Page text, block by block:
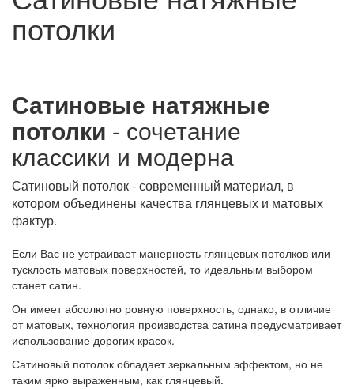
потолки
Сатиновые натяжные
потолки - сочетание
классики и модерна
Сатиновый потолок - современный материал, в
котором объединены качества глянцевых и матовых
фактур.
Если Вас не устраивает манерность глянцевых потолков или
тусклость матовых поверхностей, то идеальным выбором
станет сатин.
Он имеет абсолютно ровную поверхность, однако, в отличие
от матовых, технология производства сатина предусматривает
использование дорогих красок.
Сатиновый потолок обладает зеркальным эффектом, но не
таким ярко выраженным, как глянцевый.